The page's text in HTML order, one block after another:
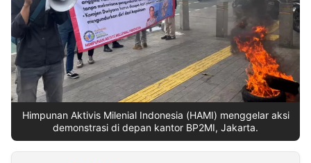
Insight
NTB
Suara
Time
Lens
IDN
Daily
Jogja
Jalan
Rakyat
Idealita
News
Kita
Notice
Dinamikapost.com
Radar
Baru
Seedbacklink
Follow
Kabarbaru
Himpunan Aktivis Milenial Indonesia (HAMI) menggelar aksi
demonstrasi di depan kantor BP2MI, Jakarta.